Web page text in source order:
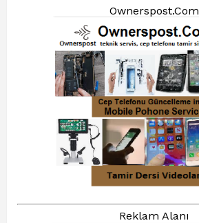
Ownerspost.Com
Reklam Alanı